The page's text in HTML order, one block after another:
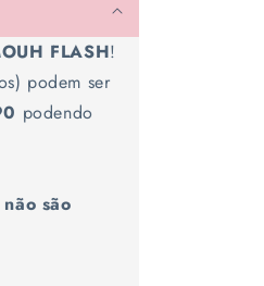
FLASH!
podem ser
podendo
não são